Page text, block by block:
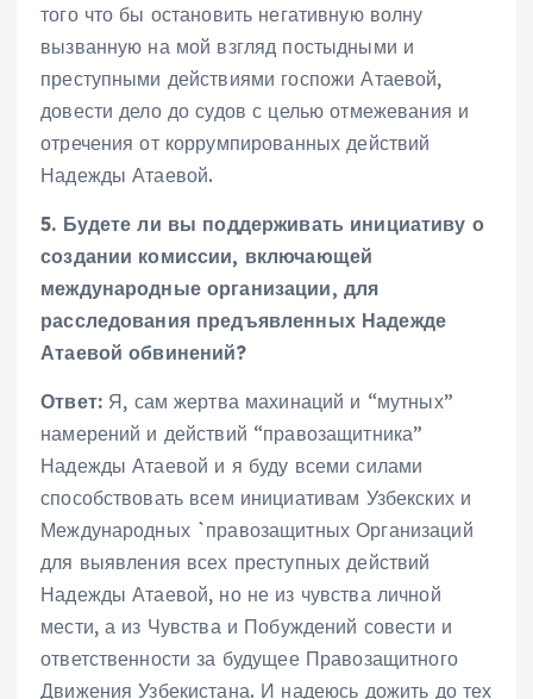
того что бы остановить негативную волну
вызванную на мой взгляд постыдными и
преступными действиями госпожи Атаевой,
довести дело до судов с целью отмежевания и
отречения от коррумпированных действий
Надежды Атаевой.
5. Будете ли вы поддерживать инициативу о
создании комиссии, включающей
международные организации, для
расследования предъявленных Надежде
Атаевой обвинений?
Ответ:Я, сам жертва махинаций и “мутных”
намерений и действий “правозащитника”
Надежды Атаевой и я буду всеми силами
способствовать всем инициативам Узбекских и
Международных `правозащитных Организаций
для выявления всех преступных действий
Надежды Атаевой, но не из чувства личной
мести, а из Чувства и Побуждений совести и
ответственности за будущее Правозащитного
Движения Узбекистана. И надеюсь дожить до тех